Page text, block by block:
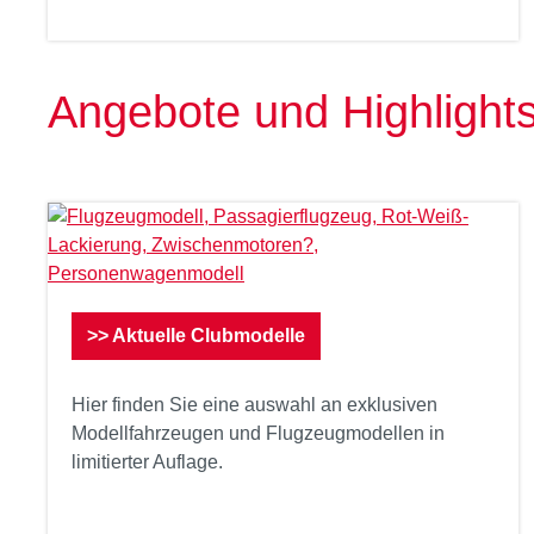
Angebote und
>> Aktuelle Clubmodelle
Hier finden Sie eine auswahl an exklusiven
Modellfahrzeugen und Flugzeugmodellen in
limitierter Auflage.